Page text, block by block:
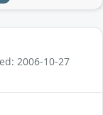
2006-10-27